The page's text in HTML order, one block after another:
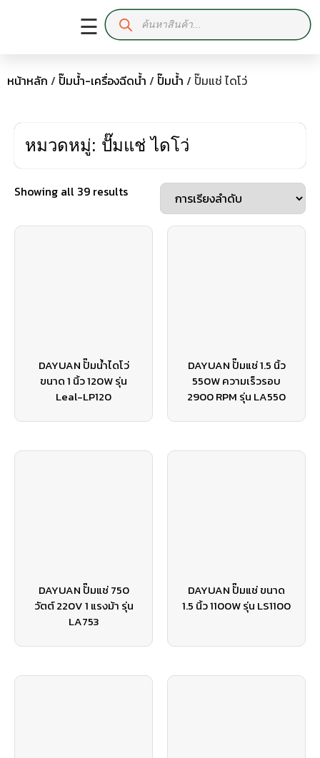
☰
หน้าหลัก / ปั๊มน้ำ-เครื่องฉีดน้ำ / ปั๊มน้ำ / ปั๊มแช่ ไดโว่
หมวดหมู่: ปั๊มแช่ ไดโว่
Showing all 39 results
DAYUAN ปั๊มน้ำไดโว่
ขนาด 1 นิ้ว 120W รุ่น
Leal-LP120
DAYUAN ปั๊มแช่ 1.5 นิ้ว
550W ความเร็วรอบ
2900 RPM รุ่น LA550
DAYUAN ปั๊มแช่ 750
วัตต์ 220V 1 แรงม้า รุ่น
LA753
DAYUAN ปั๊มแช่ ขนาด
1.5 นิ้ว 1100W รุ่น LS1100